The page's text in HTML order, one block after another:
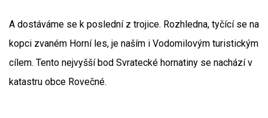
A dostáváme se k poslední z trojice. Rozhledna, tyčící se na
kopci zvaném Horní les, je naším i Vodomilovým turistickým
cílem. Tento nejvyšší bod Svratecké hornatiny se nachází v
katastru obce Rovečné.